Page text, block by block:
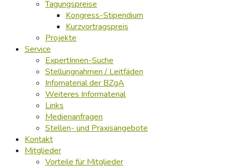
Tagungspreise
Kongress-Stipendium
Kurzvortragspreis
Projekte
Service
ExpertInnen-Suche
Stellungnahmen / Leitfäden
Infomaterial der BZgA
Weiteres Informaterial
Links
Medienanfragen
Stellen- und Praxisangebote
Kontakt
Mitglieder
Vorteile für Mitglieder